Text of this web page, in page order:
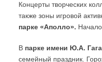
Концерты творческих
также зоны игровой
парке «Аполло».
В парке имени Ю.А.
семейный праздник.